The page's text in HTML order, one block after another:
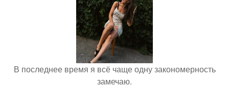
В последнее время я всё чаще одну закономерность
замечаю.